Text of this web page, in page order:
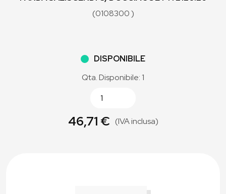
(0108300 )
DISPONIBILE
Qta. Disponibile: 1
46,71 € (IVA inclusa)